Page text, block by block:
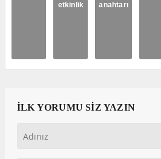
etkinlik
anahtarı
İLK YORUMU SİZ YAZIN